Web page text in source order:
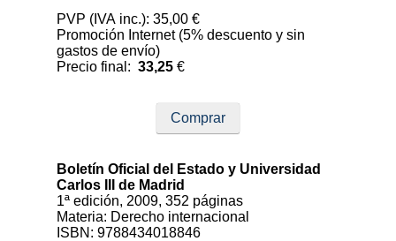
PVP (IVA inc.): 35,00 €
Promoción Internet (5% descuento y sin
gastos de envío)
Precio final: 33,25 €
Comprar
Boletín Oficial del Estado y Universidad
Carlos III de Madrid
1ª edición, 2009, 352 páginas
Materia: Derecho internacional
ISBN: 9788434018846